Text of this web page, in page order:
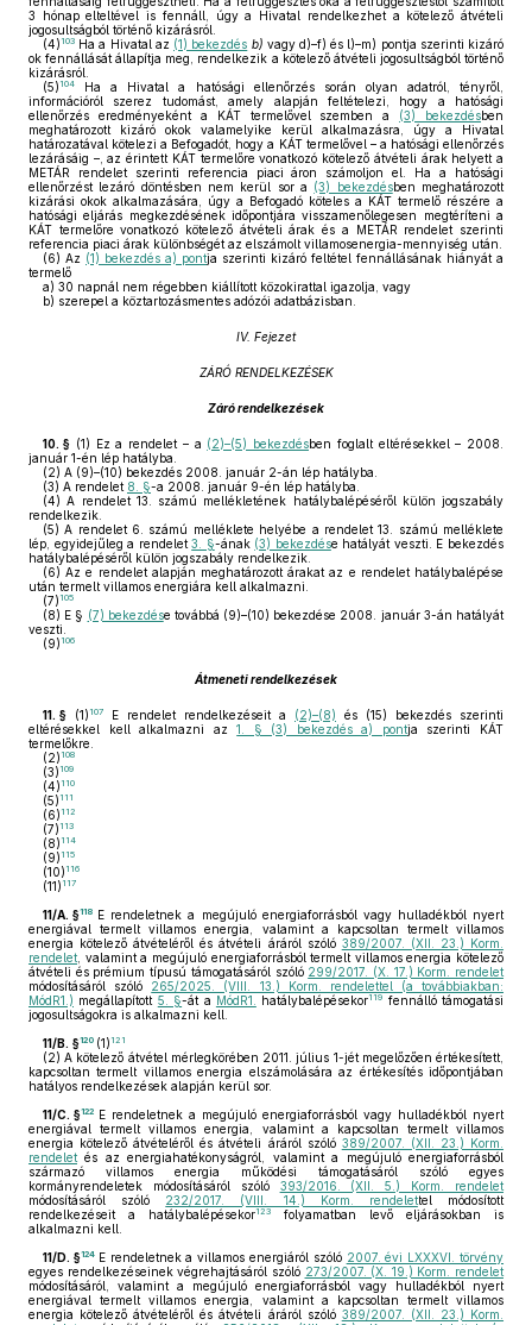
3 hónap elteltével is fennáll, úgy a Hivatal rendelkezhet a kötelező átvételi
jogosultságból történő kizárásról.
(4) 103 Ha a Hivatal az (1) bekezdés b) vagy d)–f) és l)–m) pontja szerinti kizáró
ok fennállását állapítja meg, rendelkezik a kötelező átvételi jogosultságból történő
kizárásról.
(5) 104
Ha a Hivatal a hatósági ellenőrzés során olyan adatról, tényről,
információról szerez tudomást, amely alapján feltételezi, hogy a hatósági
ellenőrzés eredményeként a KÁT termelővel szemben a (3) bekezdésben
meghatározott kizáró okok valamelyike kerül alkalmazásra, úgy a Hivatal
határozatával kötelezi a Befogadót, hogy a KÁT termelővel – a hatósági ellenőrzés
lezárásáig –, az érintett KÁT termelőre vonatkozó kötelező átvételi árak helyett a
METÁR rendelet szerinti referencia piaci áron számoljon el. Ha a hatósági
ellenőrzést lezáró döntésben nem kerül sor a (3) bekezdésben meghatározott
kizárási okok alkalmazására, úgy a Befogadó köteles a KÁT termelő részére a
hatósági eljárás megkezdésének időpontjára visszamenőlegesen megtéríteni a
KÁT termelőre vonatkozó kötelező átvételi árak és a METÁR rendelet szerinti
referencia piaci árak különbségét az elszámolt villamosenergia-mennyiség után.
(6) Az (1) bekezdés a) pontja szerinti kizáró feltétel fennállásának hiányát a
termelő
a) 30 napnál nem régebben kiállított közokirattal igazolja, vagy
b) szerepel a köztartozásmentes adózói adatbázisban.
IV. Fejezet
ZÁRÓ RENDELKEZÉSEK
Záró rendelkezések
10. § (1) Ez a rendelet – a (2)–(5) bekezdésben foglalt eltérésekkel – 2008.
január 1-én lép hatályba.
(2) A (9)–(10) bekezdés 2008. január 2-án lép hatályba.
(3) A rendelet 8. §-a 2008. január 9-én lép hatályba.
(4) A rendelet 13. számú mellékletének hatálybalépéséről külön jogszabály
rendelkezik.
(5) A rendelet 6. számú melléklete helyébe a rendelet 13. számú melléklete
lép, egyidejűleg a rendelet3. §-ának (3) bekezdése hatályát veszti. E bekezdés
hatálybalépéséről külön jogszabály rendelkezik.
(6) Az e rendelet alapján meghatározott árakat az e rendelet hatálybalépése
után termelt villamos energiára kell alkalmazni.
(7) 105
(8) E § (7) bekezdése továbbá (9)–(10) bekezdése 2008. január 3-án hatályát
veszti.
(9) 106
Átmeneti rendelkezések
11. § (1) 107 E rendelet rendelkezéseit a (2)–(8) és (15) bekezdés szerinti
eltérésekkel kell alkalmazni az1. § (3) bekezdés a) pontja szerinti KÁT
termelőkre.
(2) 108
(3) 109
(4) 110
(5) 111
(6) 112
(7) 113
(8) 114
(9) 115
(10) 116
(11) 117
11/A. §118 E rendeletnek a megújuló energiaforrásból vagy hulladékból nyert
energiával termelt villamos energia, valamint a kapcsoltan termelt villamos
energia kötelező átvételéről és átvételi áráról szóló 389/2007. (XII. 23.) Korm.
rendelet , valamint a megújuló energiaforrásból termelt villamos energia kötelező
átvételi és prémium típusú támogatásáról szóló 299/2017. (X. 17.) Korm. rendelet
módosításáról szóló 265/2025. (VIII. 13.) Korm. rendelettel (a továbbiakban:
MódR1.) megállapított 5. §-át a MódR1. hatálybalépésekor119 fennálló támogatási
jogosultságokra is alkalmazni kell.
11/B. §120 (1) 121
(2) A kötelező átvétel mérlegkörében 2011. július 1-jét megelőzően értékesített,
kapcsoltan termelt villamos energia elszámolására az értékesítés időpontjában
hatályos rendelkezések alapján kerül sor.
11/C. §122 E rendeletnek a megújuló energiaforrásból vagy hulladékból nyert
energiával termelt villamos energia, valamint a kapcsoltan termelt villamos
energia kötelező átvételéről és átvételi áráról szóló 389/2007. (XII. 23.) Korm.
rendelet és az energiahatékonyságról, valamint a megújuló energiaforrásból
származó villamos energia működési támogatásáról szóló egyes
kormányrendeletek módosításáról szóló 393/2016. (XII. 5.) Korm. rendelet
módosításáról szóló 232/2017. (VIII. 14.) Korm. rendelettel módosított
rendelkezéseit a hatálybalépésekor123
folyamatban levő eljárásokban is
alkalmazni kell.
11/D. §124 E rendeletnek a villamos energiáról szóló 2007. évi LXXXVI. törvény
egyes rendelkezéseinek végrehajtásáról szóló 273/2007. (X. 19.) Korm. rendelet
módosításáról, valamint a megújuló energiaforrásból vagy hulladékból nyert
energiával termelt villamos energia, valamint a kapcsoltan termelt villamos
energia kötelező átvételéről és átvételi áráról szóló 389/2007. (XII. 23.) Korm.